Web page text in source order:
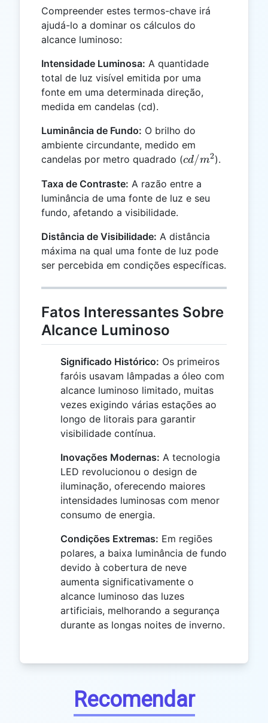
Compreender estes termos-chave irá
ajudá-lo a dominar os cálculos do
alcance luminoso:
Intensidade Luminosa: A quantidade
total de luz visível emitida por uma
fonte em uma determinada direção,
medida em candelas (cd).
Luminância de Fundo: O brilho do
ambiente circundante, medido em
candelas por metro quadrado (cd/m^2
cd/m2).
Taxa de Contraste: A razão entre a
luminância de uma fonte de luz e seu
fundo, afetando a visibilidade.
Distância de Visibilidade: A distância
máxima na qual uma fonte de luz pode
ser percebida em condições específicas.
Fatos Interessantes Sobre
Alcance Luminoso
Significado Histórico: Os primeiros
faróis usavam lâmpadas a óleo com
alcance luminoso limitado, muitas
vezes exigindo várias estações ao
longo de litorais para garantir
visibilidade contínua.
Inovações Modernas: A tecnologia
LED revolucionou o design de
iluminação, oferecendo maiores
intensidades luminosas com menor
consumo de energia.
Condições Extremas: Em regiões
polares, a baixa luminância de fundo
devido à cobertura de neve
aumenta significativamente o
alcance luminoso das luzes
artificiais, melhorando a segurança
durante as longas noites de inverno.
Recomendar